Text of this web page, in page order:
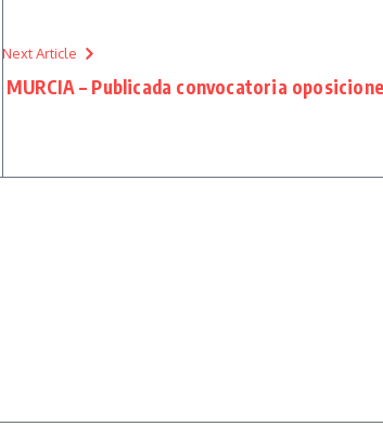
Next Article
MURCIA – Publicada convocatoria